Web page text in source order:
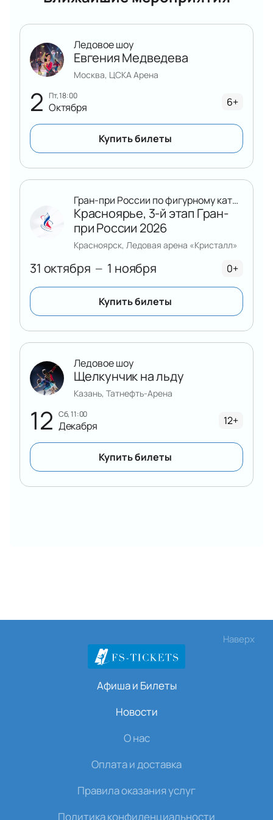
Корпоративным клиентам доступны
специальные условия бронирования билетов
на ледовые шоу
Оформление заказа занимает минимум
времени, билеты поступают после оплаты
сразу же
На сайте размещена актуальная информация о
наличии билетов, стоимости, времени начала
представления и продолжительности шоу.
Посетите уникальное ледовое представление в
Новосибирске — купите билеты заранее.
2 пт, 18:00
Октября
Ледовое шоу
Евгения Медведева
Москва, ЦСКА Арена
6+
Купить билеты
31 октября — 1 ноября
Гран-при России по фигурному катанию
Красноярье, 3-й этап Гран-
при России 2026
Красноярск, Ледовая арена «Кристалл»
0+
Купить билеты
12 сб, 11:00
Декабря
Ледовое шоу
Щелкунчик на льду
Казань, Татнефть-Арена
12+
Купить билеты
Наверх
Афиша и Билеты
Новости
О нас
Оплата и доставка
Правила оказания услуг
Политика конфиденциальности